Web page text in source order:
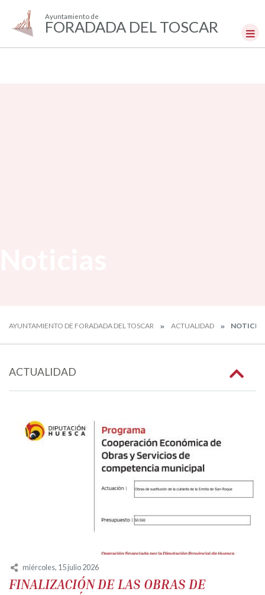
Ayuntamiento de
FORADADA DEL TOSCAR
AYUNTAMIENTO DE FORADADA DEL TOSCAR ACTUALIDAD
ACTUALIDAD
miércoles, 15 julio 2026
FINALIZACIÓN DE LAS OBRAS DE